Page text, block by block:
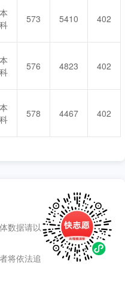
本
科
573 5410 402
本
科
576 4823 402
本
科
578 4467 402
数据请以
将依法追